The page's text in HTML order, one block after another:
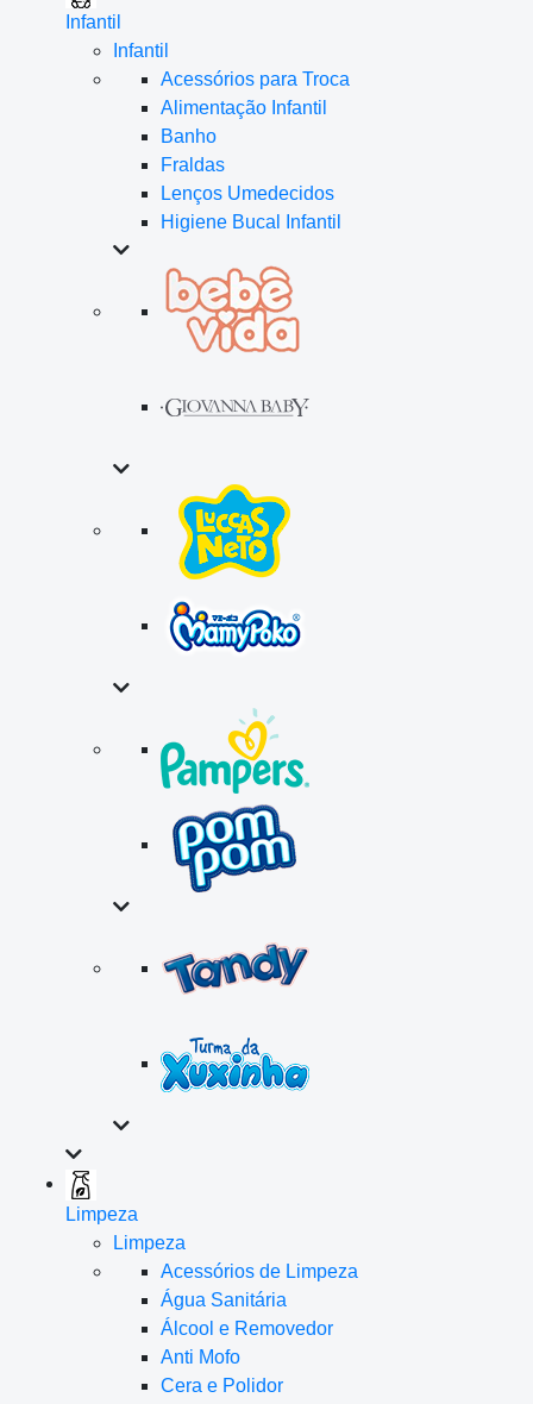
Infantil
Infantil
Acessórios para Troca
Alimentação Infantil
Banho
Fraldas
Lenços Umedecidos
Higiene Bucal Infantil
Limpeza
Limpeza
Acessórios de Limpeza
Água Sanitária
Álcool e Removedor
Anti Mofo
Cera e Polidor